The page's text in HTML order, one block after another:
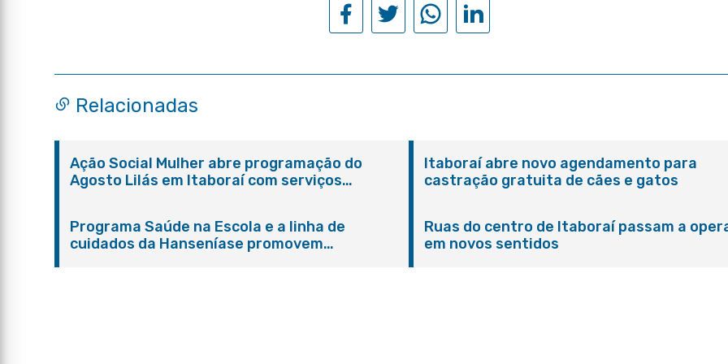
Relacionadas
Ação Social Mulher abre programação do
Agosto Lilás em Itaboraí com serviços
Itaboraí abre novo agendamento para
castração gratuita de cães e gatos
Programa Saúde na Escola e a linha de
cuidados da Hanseníase promovem
Ruas do centro de Itaboraí passam a
em novos sentidos